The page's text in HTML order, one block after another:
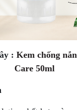
: Kem chống
Care 50ml